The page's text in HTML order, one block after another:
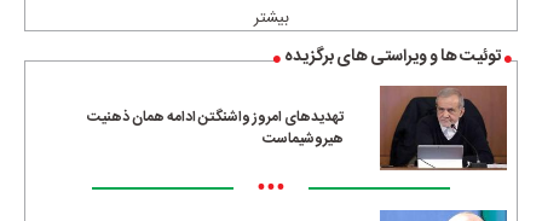
بیشتر
توئیت ها و ویراستی های برگزیده
تهدیدهای امروز واشنگتن ادامه همان ذهنیت
هیروشیماست
•••